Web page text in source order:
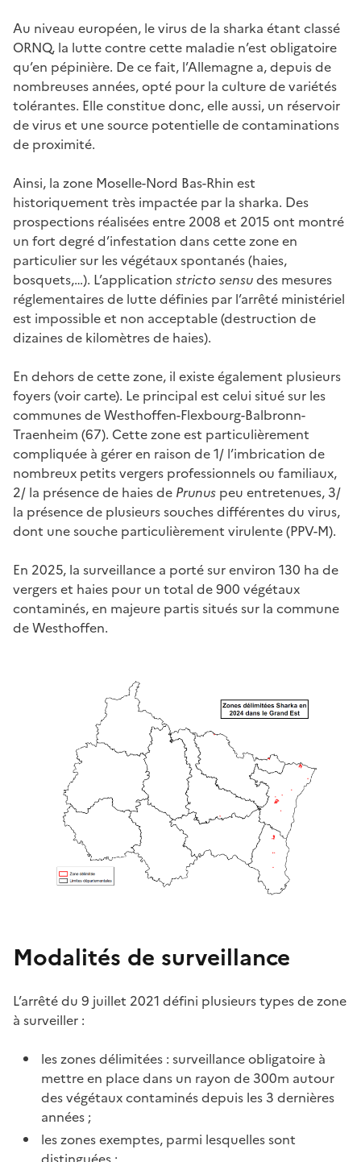
Au niveau européen, le virus de la sharka étant classé
ORNQ, la lutte contre cette maladie n’est obligatoire
qu’en pépinière. De ce fait, l’Allemagne a, depuis de
nombreuses années, opté pour la culture de variétés
tolérantes. Elle constitue donc, elle aussi, un réservoir
de virus et une source potentielle de contaminations
de proximité.
Ainsi, la zone Moselle-Nord Bas-Rhin est
historiquement très impactée par la sharka. Des
prospections réalisées entre 2008 et 2015 ont montré
un fort degré d’infestation dans cette zone en
particulier sur les végétaux spontanés (haies,
bosquets,…). L’application stricto sensudes mesures
réglementaires de lutte définies par l’arrêté ministériel
est impossible et non acceptable (destruction de
dizaines de kilomètres de haies).
En dehors de cette zone, il existe également plusieurs
foyers (voir carte). Le principal est celui situé sur les
communes de Westhoffen-Flexbourg-Balbronn-
Traenheim (67). Cette zone est particulièrement
compliquée à gérer en raison de 1/ l’imbrication de
nombreux petits vergers professionnels ou familiaux,
2/ la présence de haies de Prunus peu entretenues, 3/
la présence de plusieurs souches différentes du virus,
dont une souche particulièrement virulente (PPV-M).
En 2025, la surveillance a porté sur environ 130 ha de
vergers et haies pour un total de 900 végétaux
contaminés, en majeure partis situés sur la commune
de Westhoffen.
Modalités de surveillance
L’arrêté du 9 juillet 2021 défini plusieurs types de zone
à surveiller :
les zones délimitées : surveillance obligatoire à
mettre en place dans un rayon de 300m autour
des végétaux contaminés depuis les 3 dernières
années ;
les zones exemptes, parmi lesquelles sont